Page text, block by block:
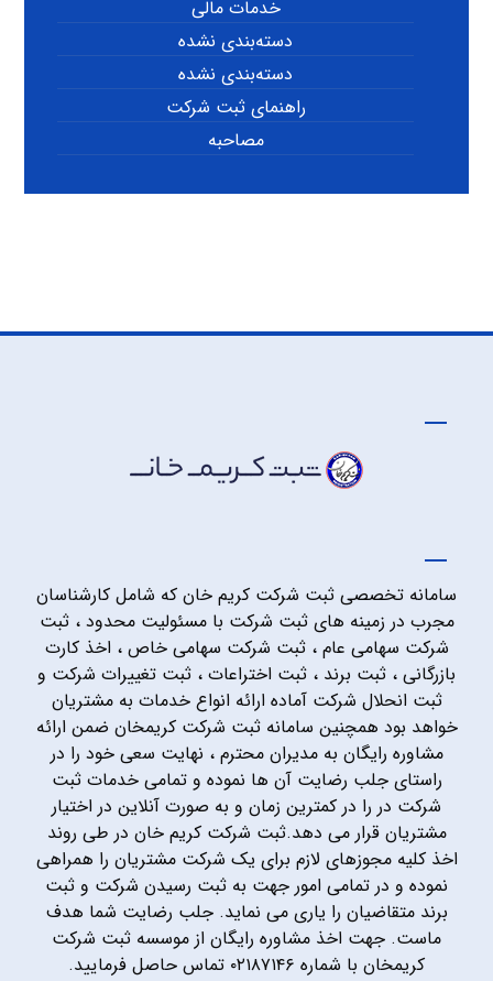
خدمات مالی
دسته‌بندی نشده
دسته‌بندی نشده
راهنمای ثبت شرکت
مصاحبه
سامانه تخصصی ثبت شرکت کریم خان که شامل کارشناسان
مجرب در زمینه های ثبت شرکت با مسئولیت محدود ، ثبت
شرکت سهامی عام ، ثبت شرکت سهامی خاص ، اخذ کارت
بازرگانی ، ثبت برند ، ثبت اختراعات ، ثبت تغییرات شرکت و
ثبت انحلال شرکت آماده ارائه انواع خدمات به مشتریان
خواهد بود همچنین سامانه ثبت شرکت کریمخان ضمن ارائه
مشاوره رایگان به مدیران محترم ، نهایت سعی خود را در
راستای جلب رضایت آن ها نموده و تمامی خدمات ثبت
شرکت در را در کمترین زمان و به صورت آنلاین در اختیار
مشتریان قرار می دهد.ثبت شرکت کریم خان در طی روند
اخذ کلیه مجوزهای لازم برای یک شرکت مشتریان را همراهی
نموده و در تمامی امور جهت به ثبت رسیدن شرکت و ثبت
برند متقاضیان را یاری می نماید. جلب رضایت شما هدف
ماست. جهت اخذ مشاوره رایگان از موسسه ثبت شرکت
کریمخان با شماره ۰۲۱۸۷۱۴۶ تماس حاصل فرمایید.